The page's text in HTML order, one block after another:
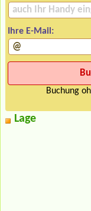
Ihre E-Mail:
Buchung
Lage